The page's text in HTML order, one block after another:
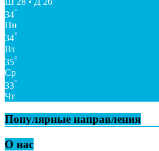
34°
Пн
34°
Вт
35°
Ср
33°
Чт
Популярные направления
О нас